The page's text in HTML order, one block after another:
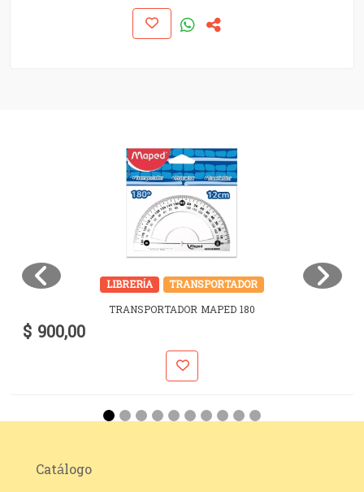
LIBRERÍA
TRANSPORTADOR
TRANSPORTADOR MAPED 180
$ 900,00
Catálogo